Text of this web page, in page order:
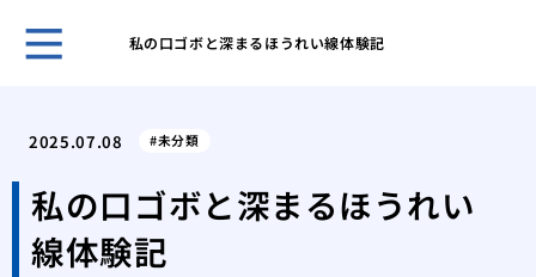
私の口ゴボと深まるほうれい線体験記
2025.07.08 未分類
私の口ゴボと深まるほうれい
線体験記